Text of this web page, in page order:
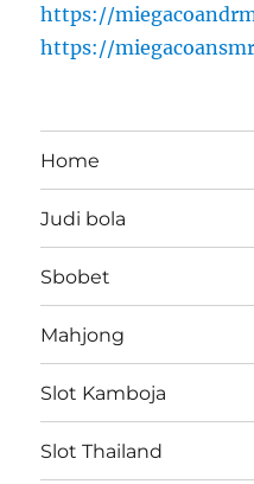
https://
https://
Home
Judi bola
Sbobet
Mahjong
Slot Kamboja
Slot Thailand